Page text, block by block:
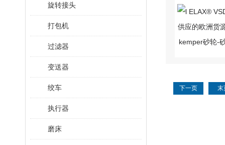
旋转接头
打包机
过滤器
变送器
绞车
执行器
磨床
下一页 末